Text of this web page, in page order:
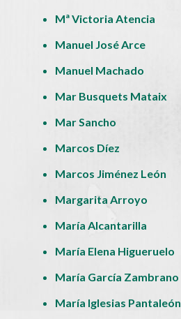
Mª Victoria Atencia
Manuel José Arce
Manuel Machado
Mar Busquets Mataix
Mar Sancho
Marcos Díez
Marcos Jiménez León
Margarita Arroyo
María Alcantarilla
María Elena Higueruelo
María García Zambrano
María Iglesias Pantaleón